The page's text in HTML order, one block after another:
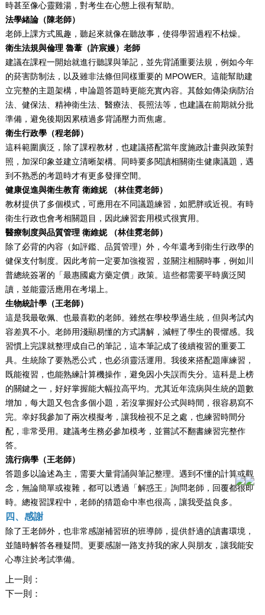
時甚至像心靈雞湯，對考生在心態上很有幫助。
法學緒論（陳老師）
老師上課方式風趣，聽起來就像在聽故事，使得學習過程不枯燥。
衛生法規與倫理 魯葦（許宸嫚） 老師
建議在課程一開始就進行聽課與筆記，並先背誦重要法規，例如今年
的菸害防制法，以及雖非法條但同樣重要的 MPOWER。這能幫助建
立完整的主題架構，申論題答題時更能充實內容。其餘如傳染病防治
法、健保法、精神衛生法、醫療法、長照法等，也建議在前期就分批
準備，避免後期因累積過多背誦壓力而焦慮。
衛生行政學（程老師）
這科範圍廣泛，除了課程教材，也建議搭配當年度施政計畫與政策對
照，加深印象並建立清晰架構。同時要多閱讀相關衛生健康議題，遇
到不熟悉的考題時才有更多發揮空間。
健康促進與衛生教育 衛維妮
（林佳霓老師）
教材提供了多個模式，可應用在不同議題練習，如肥胖或近視。有時
衛生行政也會考相關題目，因此練習套用模式很實用。
醫療制度與品質管理 衛維妮 （林佳霓老師）
除了必背的內容（如評鑑、品質管理）外，今年還考到衛生行政學的
健保支付制度。因此考前一定要加強複習，並關注相關時事，例如川
普總統簽署的「最惠國處方藥定價」政策。這些都需要平時廣泛閱
讀，並能靈活應用在考場上。
生物統計學（王老師）
這是我最敬佩、也最喜歡的老師。雖然在學校學過生統，但與考試內
容差異不小。老師用淺顯易懂的方式講解，減輕了學生的畏懼感。我
習慣上完課就整理成自己的筆記，這本筆記成了後續複習的重要工
具。生統除了要熟悉公式，也必須靈活運用。我後來搭配題庫練習，
既能複習，也能熟練計算機操作，避免因小失誤而失分。這科是上榜
的關鍵之一，好好掌握能大幅拉高平均。尤其近年流病與生統的題數
增加，每大題又包含多個小題，若沒掌握好公式與時間，很容易寫不
完。幸好我參加了兩次模擬考，讓我檢視不足之處，也練習時間分
配，非常受用。建議考生務必參加模考，並嘗試不翻書練習完整作
答。
流行病學（王老師）
答題多以論述為主，需要大量背誦與筆記整理。遇到不懂的計算或觀
念，無論簡單或複雜，都可以透過「解惑王」詢問老師，回覆都很即
時。總複習課程中，老師的猜題命中率也很高，讓我受益良多。
四、感謝
除了王老師外，也非常感謝補習班的班導師，提供舒適的讀書環境，
並隨時解答各種疑問。更要感謝一路支持我的家人與朋友，讓我能安
心專注於考試準備。
上一則：
下一則：